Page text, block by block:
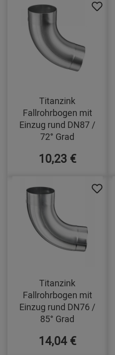
Titanzink
Fallrohrbogen mit
Einzug rund DN87 /
72° Grad
10,23 €
Titanzink
Fallrohrbogen mit
Einzug rund DN76 /
85° Grad
14,04 €